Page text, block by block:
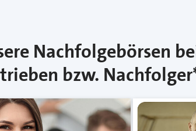
Nachfolgebörsen
bzw.